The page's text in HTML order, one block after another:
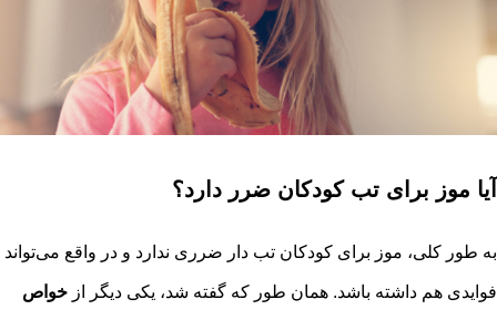
آیا موز برای تب کودکان ضرر دارد؟
به طور کلی، موز برای کودکان تب‌ دار ضرری ندارد و در واقع می‌تواند
فوایدی هم داشته باشد. همان طور که گفته شد، یکی دیگر از خواص